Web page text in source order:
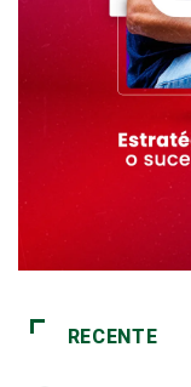
RECENTE